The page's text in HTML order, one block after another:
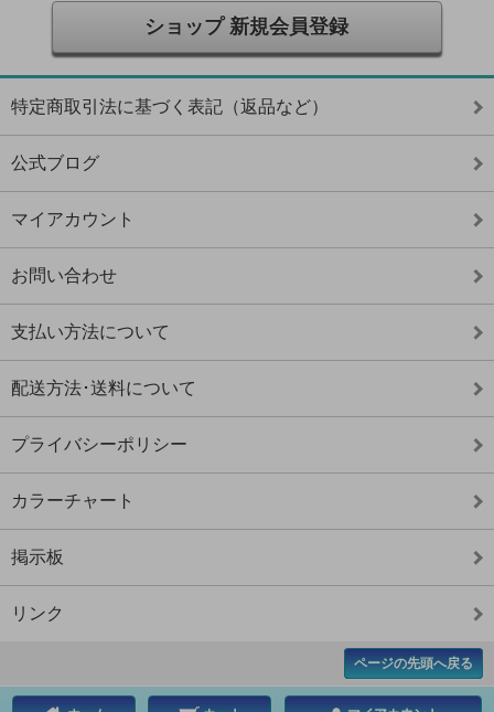
ショップ 新規会員登録
特定商取引法に基づく表記（返品など）
公式ブログ
マイアカウント
お問い合わせ
支払い方法について
配送方法･送料について
プライバシーポリシー
カラーチャート
掲示板
リンク
ページの先頭へ戻る